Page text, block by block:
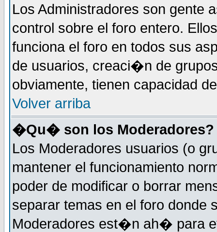
Los Administradores son gente
control sobre el foro entero.
funciona el foro en todos sus
de usuarios, creaci�n de
obviamente, tienen capacidad
Volver arriba
�Qu� son los Moderadores?
Los Moderadores usuarios (o
mantener el funcionamiento
poder de modificar o borrar
separar temas en el foro donde
Moderadores est�n ah� para